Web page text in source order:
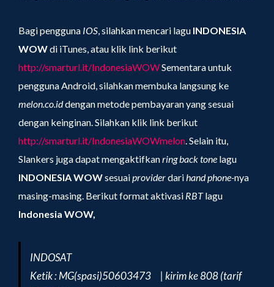
Bagi pengguna IOS , silahkan mencari lagu INDONESIA
WOWdi iTunes, atau klik link berikut
http://smarturl.it/IndonesiaWOWSementara untuk
pengguna Android, silahkan membuka langsung ke
melon.co.iddengan metode pembayaran yang sesuai
dengan keinginan. Silahkan klik link berikut
http://smarturl.it/IndonesiaWOWmelon . Selain itu,
Slankers juga dapat mengaktifkanring back tone lagu
INDONESIA WOWsesuaiproviderdari hand phone-nya
masing-masing. Berikut format aktivasi RBTlagu
Indonesia WOW,
INDOSAT
Ketik : MG(spasi)50603473 | kirim ke 808 (tarif